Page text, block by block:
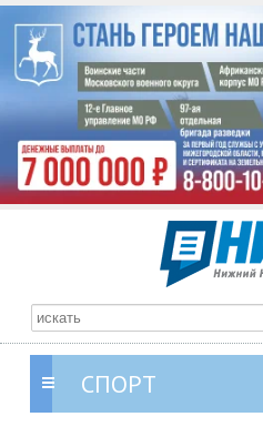
СПОРТ